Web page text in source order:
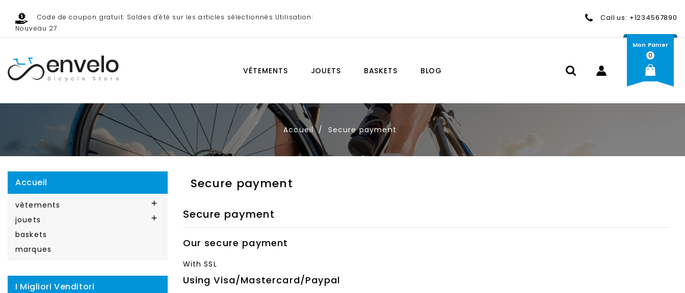
Code de coupon gratuit: Soldes d'été sur les articles sélectionnés Utilisation:
Nouveau 27
Call us: +1234567890
VÊTEMENTS JOUETS BASKETS BLOG
Mon Panier
0
Accueil Secure payment
Accueil
vêtements 
jouets 
baskets
marques
I Migliori Venditori
Secure payment
Secure payment
Our secure payment
With SSL
Using Visa/Mastercard/Paypal